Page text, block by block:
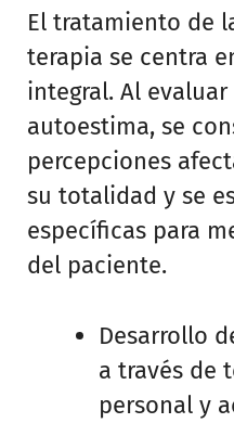
El tratamiento de
terapia se centra
integral. Al
autoestima, se
percepciones
su totalidad y se
específicas para
del paciente.
Desarrollo
a través de
personal y